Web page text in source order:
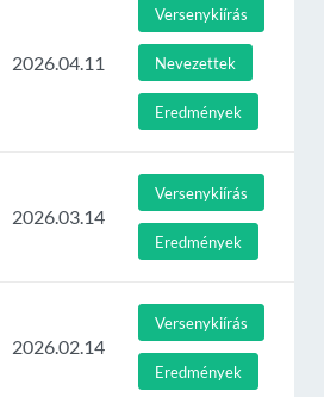
2026.04.11
Versenykiírás
Nevezettek
Eredmények
2026.03.14
Versenykiírás
Eredmények
2026.02.14
Versenykiírás
Eredmények